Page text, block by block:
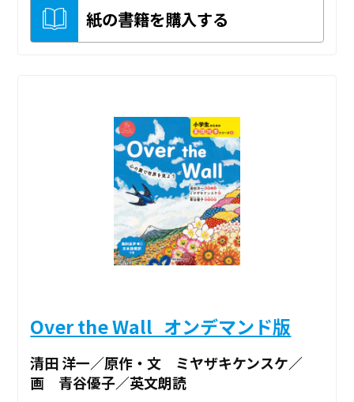
紙の書籍を購入する
Over the Wall_オンデマンド版
清田 洋一／原作・文 ミヤザキケンスケ／
画 青谷優子／英文朗読